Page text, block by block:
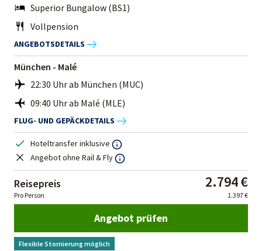
Superior Bungalow (BS1)
Vollpension
ANGEBOTSDETAILS
München - Malé
22:30 Uhr ab München (MUC)
09:40 Uhr ab Malé (MLE)
FLUG- UND GEPÄCKDETAILS
Hoteltransfer inklusive
Angebot ohne Rail & Fly
Reisepreis 2.794 €
Pro Person 1.397 €
Angebot prüfen
Flexible Stornierung möglich